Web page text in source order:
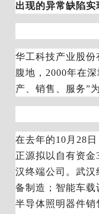
出现的异常缺陷实
华工科技产业股份
腹地，2000年在
产、销售、服务”
在去年的10月28
正源拟以自有资
汉终端公司。武
备制造；智能车载
半导体照明器件